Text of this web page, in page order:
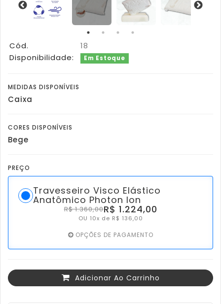
Cód.
18
Disponibilidade:
Em Estoque
MEDIDAS DISPONÍVEIS
Caixa
CORES DISPONÍVEIS
Bege
PREÇO
Travesseiro Visco Elástico
Anatômico Photon Ion
R$ 1.360,00R$ 1.224,00
OU 10x de R$ 136,00
OPÇÕES DE PAGAMENTO
Adicionar Ao Carrinho